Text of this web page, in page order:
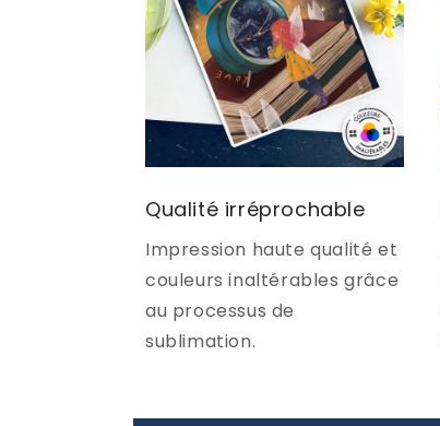
Qualité irréprochable
Impression haute qualité et
couleurs inaltérables grâce
au processus de
sublimation.